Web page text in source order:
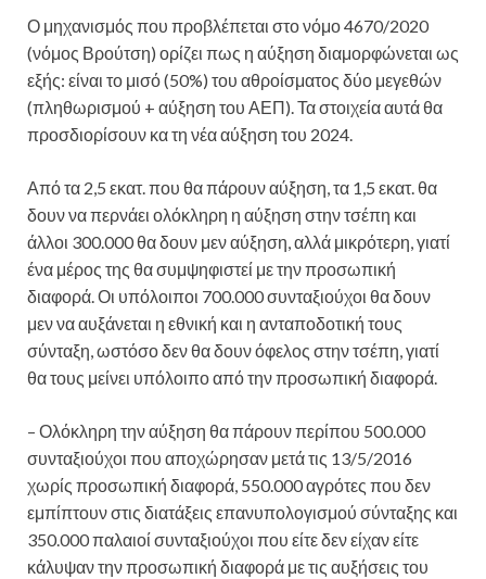
Ο μηχανισμός που προβλέπεται στο νόμο 4670/2020
(νόμος Βρούτση) ορίζει πως η αύξηση διαμορφώνεται ως
εξής: είναι το μισό (50%) του αθροίσματος δύο μεγεθών
(πληθωρισμού + αύξηση του ΑΕΠ). Τα στοιχεία αυτά θα
προσδιορίσουν κα τη νέα αύξηση του 2024.
Από τα 2,5 εκατ. που θα πάρουν αύξηση, τα 1,5 εκατ. θα
δουν να περνάει ολόκληρη η αύξηση στην τσέπη και
άλλοι 300.000 θα δουν μεν αύξηση, αλλά μικρότερη, γιατί
ένα μέρος της θα συμψηφιστεί με την προσωπική
διαφορά. Οι υπόλοιποι 700.000 συνταξιούχοι θα δουν
μεν να αυξάνεται η εθνική και η ανταποδοτική τους
σύνταξη, ωστόσο δεν θα δουν όφελος στην τσέπη, γιατί
θα τους μείνει υπόλοιπο από την προσωπική διαφορά.
– Ολόκληρη την αύξηση θα πάρουν περίπου 500.000
συνταξιούχοι που αποχώρησαν μετά τις 13/5/2016
χωρίς προσωπική διαφορά, 550.000 αγρότες που δεν
εμπίπτουν στις διατάξεις επανυπολογισμού σύνταξης και
350.000 παλαιοί συνταξιούχοι που είτε δεν είχαν είτε
κάλυψαν την προσωπική διαφορά με τις αυξήσεις του